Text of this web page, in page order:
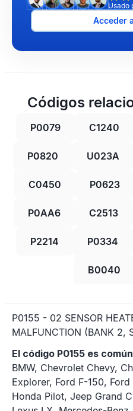
Usado
Acceder
Códigos
P0079 C1240
P0820 U023A
C0450 P0623
P0AA6 C2513
P2214 P0334
B0040
P0155 - 02 SENSOR
MALFUNCTION (BANK 2,
El código P0155 es
BMW, Chevrolet Chevy,
Explorer, Ford F-150,
Honda Pilot, Jeep Grand